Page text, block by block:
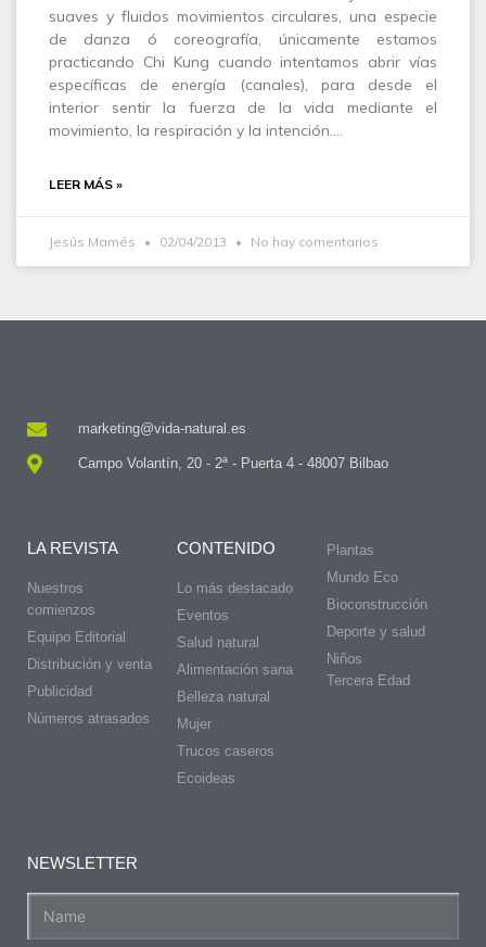
suaves y fluidos movimientos circulares, una especie
de danza ó coreografía, únicamente estamos
practicando Chi Kung cuando intentamos abrir vías
específicas de energía (canales), para desde el
interior sentir la fuerza de la vida mediante el
movimiento, la respiración y la intención.…
LEER MÁS »
Jesús Mamés 02/04/2013 No hay comentarios
marketing@vida-natural.es
Campo Volantín, 20 - 2ª - Puerta 4 - 48007 Bilbao
LA REVISTA
Nuestros
comienzos
Equipo Editorial
Distribución y venta
Publicidad
Números atrasados
CONTENIDO
Lo más destacado
Eventos
Salud natural
Alimentación sana
Belleza natural
Mujer
Trucos caseros
Ecoideas
Plantas
Mundo Eco
Bioconstrucción
Deporte y salud
Niños
Tercera Edad
NEWSLETTER